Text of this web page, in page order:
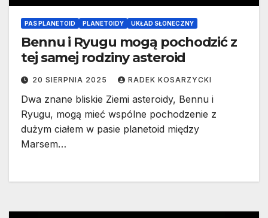
PAS PLANETOID PLANETOIDY UKŁAD SŁONECZNY
Bennu i Ryugu mogą pochodzić z
tej samej rodziny asteroid
20 SIERPNIA 2025 RADEK KOSARZYCKI
Dwa znane bliskie Ziemi asteroidy, Bennu i
Ryugu, mogą mieć wspólne pochodzenie z
dużym ciałem w pasie planetoid między
Marsem…